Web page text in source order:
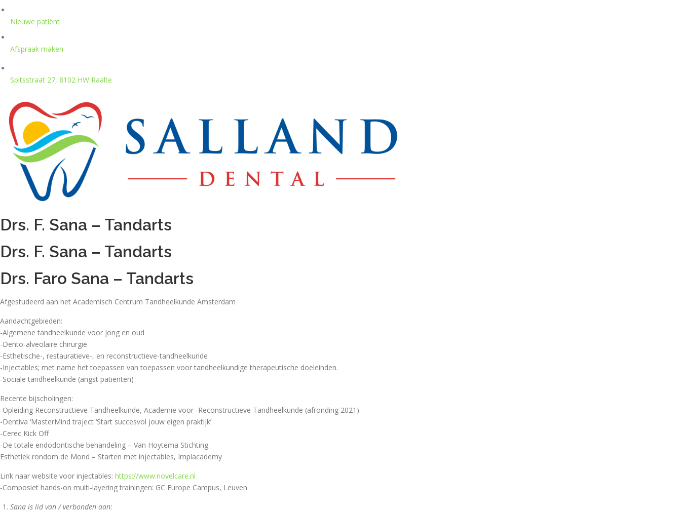
Ga
naar
inhoud
Nieuwe patiënt
Afspraak maken
Spitsstraat 27, 8102 HW Raalte
Drs. F. Sana – Tandarts
Drs. F. Sana – Tandarts
Drs. Faro Sana – Tandarts
Afgestudeerd aan het Academisch Centrum Tandheelkunde Amsterdam
Aandachtgebieden:
-Algemene tandheelkunde voor jong en oud
-Dento-alveolaire chirurgie
-Esthetische-, restauratieve-, en reconstructieve-tandheelkunde
-Injectables; met name het toepassen van toepassen voor tandheelkundige therapeutische doeleinden.
-Sociale tandheelkunde (angst patienten)
Recente bijscholingen:
-Opleiding Reconstructieve Tandheelkunde, Academie voor -Reconstructieve Tandheelkunde (afronding 2021)
-Dentiva ‘MasterMind traject ‘Start succesvol jouw eigen praktijk’
-Cerec Kick Off
-De totale endodontische behandeling – Van Hoytema Stichting
Esthetiek rondom de Mond – Starten met injectables, Implacademy
Link naar website voor injectables: https://www.novelcare.nl
-Composiet hands-on multi-layering trainingen: GC Europe Campus, Leuven
Sana is lid van / verbonden aan: